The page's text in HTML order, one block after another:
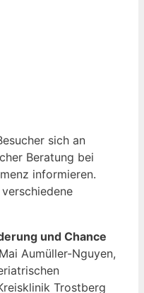
sich an
Beratung bei
informieren.
und Chance
Aumüller-Nguyen,
Trostberg